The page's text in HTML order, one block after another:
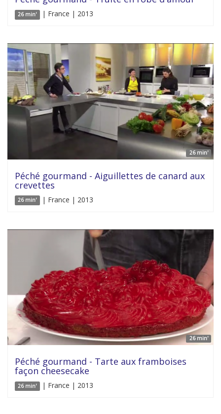
26 min' | France | 2013
26 min'
Péché gourmand - Aiguillettes de canard aux
crevettes
26 min' | France | 2013
26 min'
Péché gourmand - Tarte aux framboises
façon cheesecake
26 min' | France | 2013